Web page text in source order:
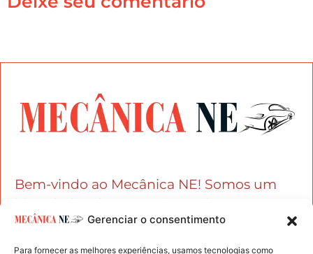
Gerenciar o consentimento
Para fornecer as melhores experiências, usamos tecnologias como
Bem-vindo ao Mecânica NE! Somos um
blog dedicado aos apaixonados por carros
e entusiastas da mecânica automotiva.